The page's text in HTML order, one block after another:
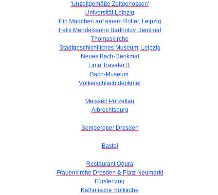
'Unzeitgemäße Zeitgenossen'
Universität Leipzig
Ein Mädchen auf einem Roller, Leipzig
Felix Mendelssohn Bartholdy Denkmal
Thomaskirche
Stadtgeschichtliches Museum, Leipzig
Neues Bach-Denkmal
Time Traveler II.
Bach-Museum
Völkerschlachtdenkmal
Meissen Porzellan
Albrechtsburg
Semperoper Dresden
Bastei
Restaurant Ogura
Frauenkirche Dresden & Platz Neumarkt
Fürstenzug
Katholische Hofkirche